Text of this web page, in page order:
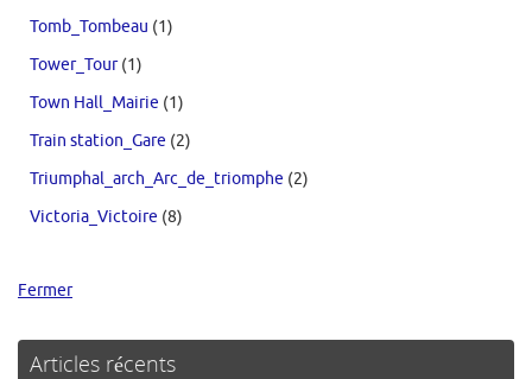
Tomb_Tombeau (1)
Tower_Tour(1)
Town Hall_Mairie (1)
Train station_Gare (2)
Triumphal_arch_Arc_de_triomphe (2)
Victoria_Victoire (8)
Fermer
Articles récents